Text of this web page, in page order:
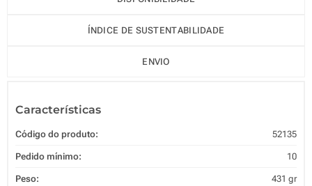
ÍNDICE DE SUSTENTABILIDADE
ENVIO
Características
Código do produto: 52135
Pedido mínimo: 10
Peso: 431 gr